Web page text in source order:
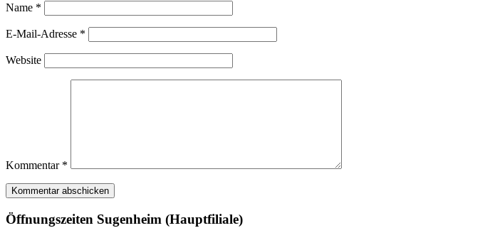
Name *
E-Mail-Adresse *
Website
Kommentar *
Öffnungszeiten Sugenheim (Hauptfiliale)